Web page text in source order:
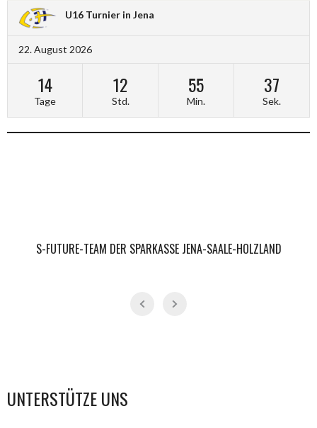
U16 Turnier in Jena
22. August 2026
14
Tage
12
Std.
55
Min.
36
Sek.
S-FUTURE-TEAM DER SPARKASSE JENA-SAALE-HOLZLAND
UNTERSTÜTZE UNS